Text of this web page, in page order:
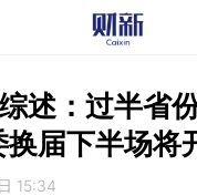
述：过半省
换届下半场将
15:34